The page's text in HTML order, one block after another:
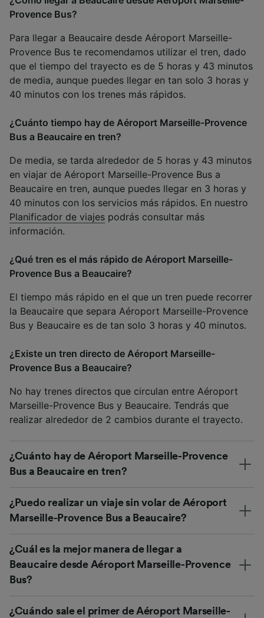
Provence Bus?
Para llegar a Beaucaire desde Aéroport Marseille-
Provence Bus te recomendamos utilizar el tren, dado
que el tiempo del trayecto es de 5 horas y 43 minutos
de media, aunque puedes llegar en tan solo 3 horas y
40 minutos con los trenes más rápidos.
¿Cuánto tiempo hay de Aéroport Marseille-Provence
Bus a Beaucaire en tren?
De media, se tarda alrededor de 5 horas y 43 minutos
en viajar de Aéroport Marseille-Provence Bus a
Beaucaire en tren, aunque puedes llegar en 3 horas y
40 minutos con los servicios más rápidos. En nuestro
Planificador de viajes podrás consultar más
información.
¿Qué tren es el más rápido de Aéroport Marseille-
Provence Bus a Beaucaire?
El tiempo más rápido en el que un tren puede recorrer
la Beaucaire que separa Aéroport Marseille-Provence
Bus y Beaucaire es de tan solo 3 horas y 40 minutos.
¿Existe un tren directo de Aéroport Marseille-
Provence Bus a Beaucaire?
No hay trenes directos que circulan entre Aéroport
Marseille-Provence Bus y Beaucaire. Tendrás que
realizar alrededor de 2 cambios durante el trayecto.
¿Cuánto hay de Aéroport Marseille-Provence
Bus a Beaucaire en tren?
¿Puedo realizar un viaje sin volar de Aéroport
Marseille-Provence Bus a Beaucaire?
¿Cuál es la mejor manera de llegar a
Beaucaire desde Aéroport Marseille-Provence
Bus?
¿Cuándo sale el primer de Aéroport Marseille-